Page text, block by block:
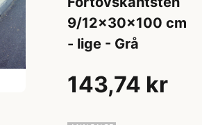
9/12x30x100 cm
- lige - Grå
143,74 kr